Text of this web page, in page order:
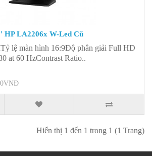
HP LA2206x W-Led Cũ
lệ màn hình 16:9Độ phân giải Full HD
at 60 HzContrast Ratio..
Hiển thị 1 đến 1 trong 1 (1 Trang)